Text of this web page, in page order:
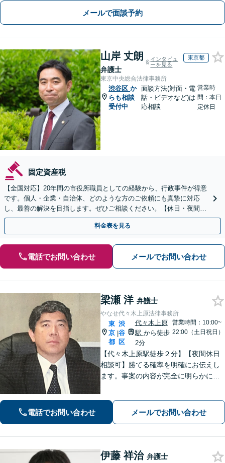
メールで面談予約
山岸 丈朗
弁護士
インタビュ
ーを見る
東京都
東京中央総合法律事務所
渋谷区 か
らも相談
受付中
面談方法(対面・電
話・ビデオなど)は
応相談
営業時
間：本日
定休日
固定資産税
【全国対応】20年間の市役所職員としての経験から、行政事件が得意
です。個人・企業・自治体、どのような方のご依頼にも真摯に対応
し、最善の解決を目指します。ぜひご相談ください。【休日・夜間相
談可】【ビデオ面談可】【銀座駅1分】
料金表を見る
電話でお問い合わせ メールでお問い合わせ
梁瀬 洋 弁護士
やなせ代々木上原法律事務所
東
京
都
|
渋
谷
区
代々木上原
駅 から徒歩
2分
営業時間：10:00~
22:00（土日祝日）
【代々木上原駅徒歩２分】【夜間休日
相談可】勝てる確率を明確にお伝えし
ます。事案の内容が完全に明らかにな
とは一切言いません。安心しておまか
せください。
電話でお問い合わせ メールでお問い合わせ
伊藤 祥治 弁護士